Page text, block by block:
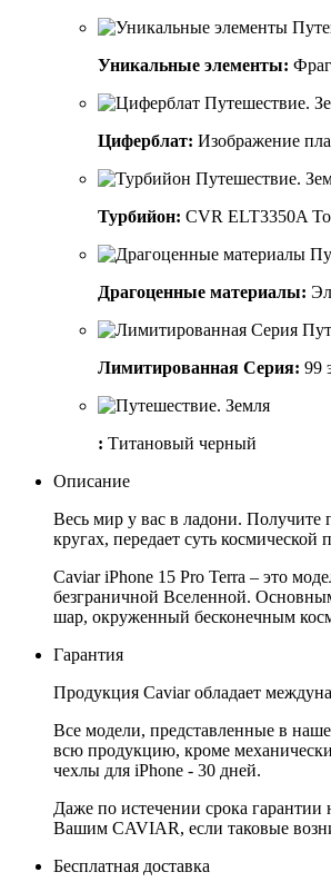
Уникальные элементы:
Циферблат: Изображение
Турбийон: CVR ELT3350A
Драгоценные материалы:
Лимитированная Серия: 99
: Титановый черный
Описание
Весь мир у вас в ладони. Получите
кругах, передает суть
Caviar iPhone 15 Pro Terra – это
безграничной Вселенной.
шар, окруженный бесконечным
Гарантия
Продукция Caviar обладает
Все модели, представленные в
всю продукцию, кроме
чехлы для iPhone - 30 дней.
Даже по истечении срока
Вашим CAVIAR, если таковые
Бесплатная доставка